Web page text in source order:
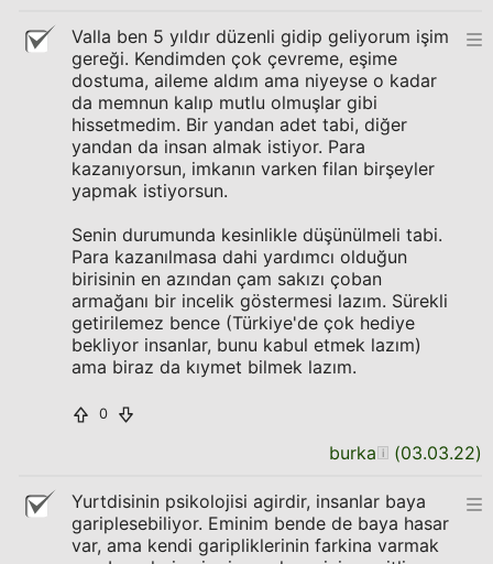
Valla ben 5 yıldır düzenli gidip geliyorum işim
gereği. Kendimden çok çevreme, eşime
dostuma, aileme aldım ama niyeyse o kadar
da memnun kalıp mutlu olmuşlar gibi
hissetmedim. Bir yandan adet tabi, diğer
yandan da insan almak istiyor. Para
kazanıyorsun, imkanın varken filan birşeyler
yapmak istiyorsun.
Senin durumunda kesinlikle düşünülmeli tabi.
Para kazanılmasa dahi yardımcı olduğun
birisinin en azından çam sakızı çoban
armağanı bir incelik göstermesi lazım. Sürekli
getirilemez bence (Türkiye'de çok hediye
bekliyor insanlar, bunu kabul etmek lazım)
ama biraz da kıymet bilmek lazım.
0
burka (03.03.22)
Yurtdisinin psikolojisi agirdir, insanlar baya
gariplesebiliyor. Eminim bende de baya hasar
var, ama kendi garipliklerinin farkina varmak